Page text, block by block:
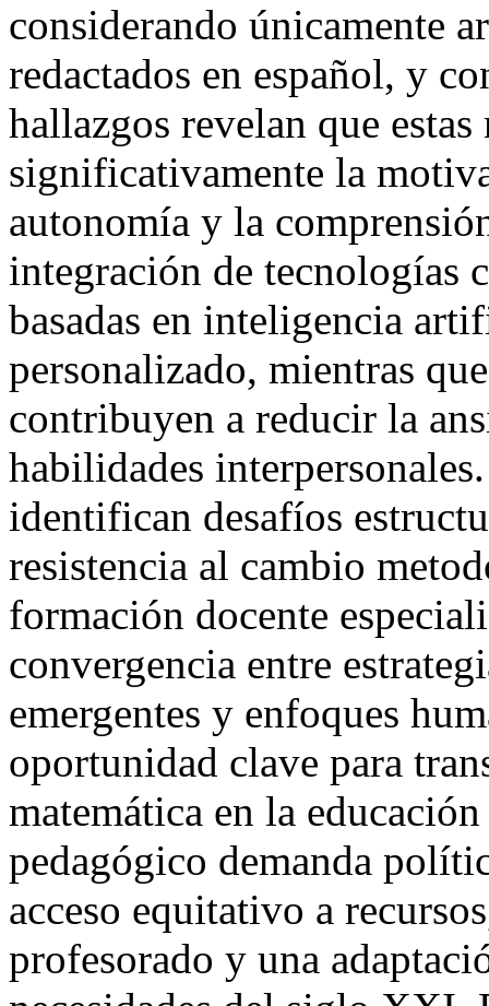
considerando únicamente
redactados en español, y
hallazgos revelan que
significativamente la
autonomía y la
integración de tecnologías
basadas en inteligencia
personalizado, mientras
contribuyen a reducir la
habilidades
identifican desafíos
resistencia al cambio
formación docente
convergencia entre
emergentes y enfoques
oportunidad clave para
matemática en la
pedagógico demanda
acceso equitativo a
profesorado y una